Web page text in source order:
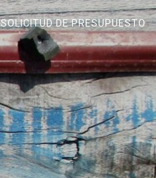
SOLICITUD DE PRESUPUESTO